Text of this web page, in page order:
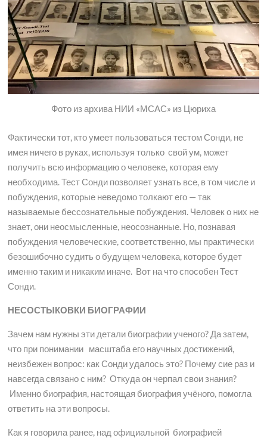
Фото из архива НИИ «МСАС» из Цюриха
Фактически тот, кто умеет пользоваться тестом Сонди, не
имея ничего в руках, используя только свой ум, может
получить всю информацию о человеке, которая ему
необходима. Тест Сонди позволяет узнать все, в том числе и
побуждения, которые неведомо толкают его — так
называемые бессознательные побуждения. Человек о них не
знает, они неосмысленные, неосознанные. Но, познавая
побуждения человеческие, соответственно, мы практически
безошибочно судить о будущем человека, которое будет
именно таким и никаким иначе. Вот на что способен Тест
Сонди.
НЕСОСТЫКОВКИ БИОГРАФИИ
Зачем нам нужны эти детали биографии ученого? Да затем,
что при понимании масштаба его научных достижений,
неизбежен вопрос: как Сонди удалось это? Почему сие раз и
навсегда связано с ним? Откуда он черпал свои знания?
Именно биография, настоящая биография учёного, помогла
ответить на эти вопросы.
Как я говорила ранее, над официальной биографией